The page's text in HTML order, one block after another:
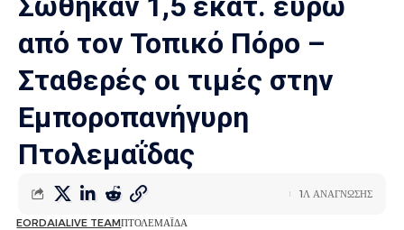
από τον Τοπικό Πόρο –
Σταθερές οι τιμές στην
Εμποροπανήγυρη
Πτολεμαΐδας
EORDAIALIVE TEAMΠΤΟΛΕΜΑΪΔΑ
1Λ ΑΝΑΓΝΩΣΗΣ